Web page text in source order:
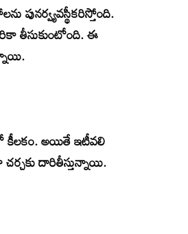
పునర్వ్యవస్థీకరిస్తోంది.
తీసుకుంటోంది. ఈ
కీలకం. అయితే ఇటీవలి
దారితీస్తున్నాయి.